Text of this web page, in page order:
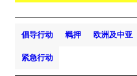
倡导行动 羁押 欧洲及中亚
紧急行动